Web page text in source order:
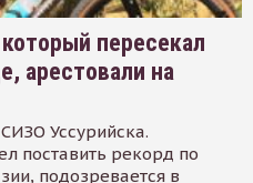
пересекал
арестовали на
Уссурийска.
поставить рекорд по
подозревается в